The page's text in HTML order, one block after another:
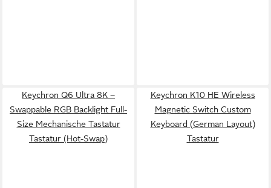
Keychron Q6 Ultra 8K –
Swappable RGB Backlight Full-
Size Mechanische Tastatur
Tastatur (Hot-Swap)
Keychron K10 HE Wireless
Magnetic Switch Custom
Keyboard (German Layout)
Tastatur